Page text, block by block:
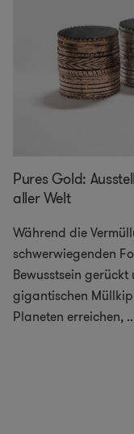
Pures Gold:
aller Welt
Während die
schwerwiegenden
Bewusstsein
gigantischen
Planeten erreichen,